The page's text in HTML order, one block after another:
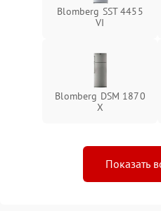
Blomberg SST 4455
VI
Blomberg DSM 1870
X
Показать